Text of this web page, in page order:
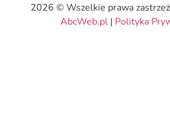
2026 © Wszelkie prawa
AbcWeb.pl| Polityka